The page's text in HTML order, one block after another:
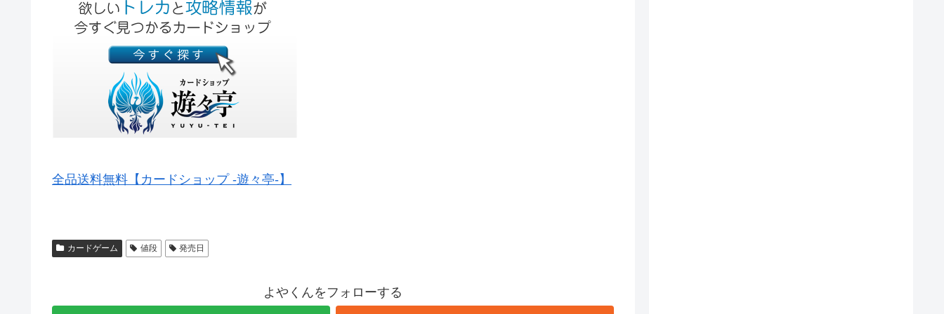
全品送料無料【カードショップ -遊々亭-】
カードゲーム 値段 発売日
よやくんをフォローする